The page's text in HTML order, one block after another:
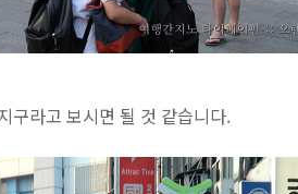
구라고 보시면 될 것 같습니다.